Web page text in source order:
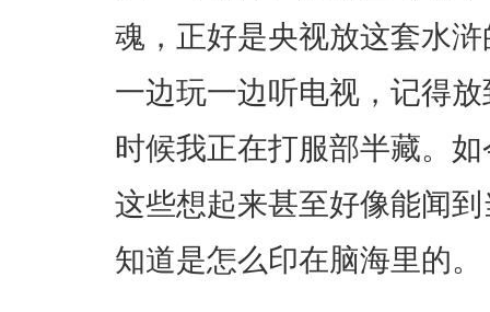
魂，正好是央视放这套水
一边玩一边听电视，记得
时候我正在打服部半藏。
这些想起来甚至好像能闻
知道是怎么印在脑海里的。